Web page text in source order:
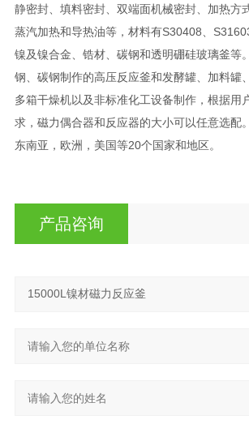
静密封、填料密封、双端面机械密封、加热方
蒸汽加热和导热油等，材料有S30408、
镍及镍合金、锆材、碳钢和透明硼硅玻璃釜等
钢、碳钢制作的高压反应釜和发酵罐、加料罐
多箱干燥机以及非标准化工设备制作，根据用
求，磁力偶合器和反应器的大小可以任意选配
东南亚，欧洲，美国等20个国家和地区。
产品咨询